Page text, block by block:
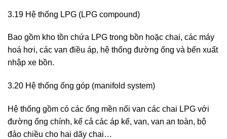
3.19 Hệ thống LPG (LPG compound)
Bao gồm kho tồn chứa LPG trong bồn hoặc chai, các máy
hoá hơi, các van điều áp, hệ thống đường ống và bến xuất
nhập xe bồn.
3.20 Hệ thống ống góp (manifold system)
Hệ thống gồm có các ống mền nối van các chai LPG với
đường ống chính, kể cả các áp kế, van, van an toàn, bộ
đảo chiều cho hai dãy chai…